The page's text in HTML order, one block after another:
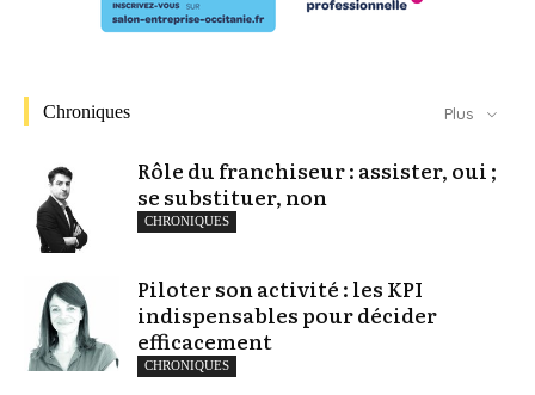
Chroniques Plus
Rôle du franchiseur : assister, oui ;
se substituer, non
CHRONIQUES
Piloter son activité : les KPI
indispensables pour décider
efficacement
CHRONIQUES